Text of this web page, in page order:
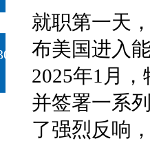
就职第一天
布美国进入
2025年1月
并签署一系
了强烈反响